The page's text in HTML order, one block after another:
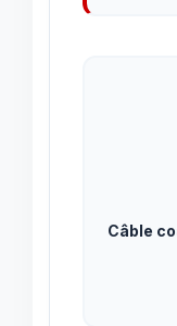
Câble